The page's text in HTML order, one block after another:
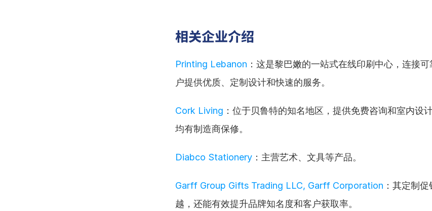
相关企业介绍
Printing Lebanon ：这是黎巴嫩的一站式在线印刷中心，连接
户提供优质、定制设计和快速的服务。
Cork Living ：位于贝鲁特的知名地区，提供免费咨询和室内设
均有制造商保修。
Diabco Stationery ：主营艺术、文具等产品。
Garff Group Gifts Trading LLC, Garff Corporation ：其定制
越，还能有效提升品牌知名度和客户获取率。